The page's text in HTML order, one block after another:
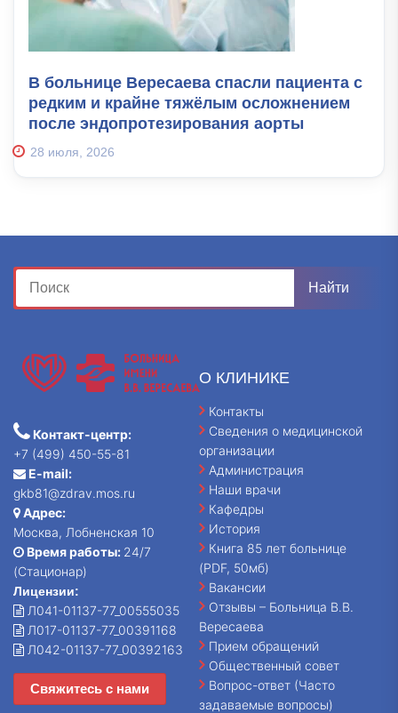
В больнице Вересаева спасли пациента с
редким и крайне тяжёлым осложнением
после эндопротезирования аорты
28 июля, 2026
Контакт-центр:
+7 (499) 450-55-81
E-mail:
gkb81@zdrav.mos.ru
Адрес:
Москва, Лобненская 10
Время работы: 24/7
(Стационар)
Лицензии:
Л041-01137-77_00555035
Л017-01137-77_00391168
Л042-01137-77_00392163
Свяжитесь с нами
О КЛИНИКЕ
Контакты
Сведения о медицинской
организации
Администрация
Наши врачи
Кафедры
История
Книга 85 лет больнице
(PDF, 50мб)
Вакансии
Отзывы – Больница В.В.
Вересаева
Прием обращений
Общественный совет
Вопрос-ответ (Часто
задаваемые вопросы)